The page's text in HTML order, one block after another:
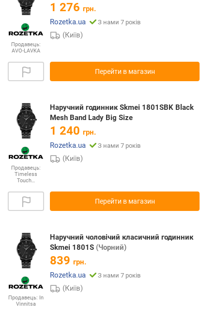
Продавець:
AVO-LAVKA
1 276 грн.
Rozetka.ua
З нами 7 років
(Київ)
Перейти в магазин
Продавець:
Timeless
Touch…
Наручний годинник Skmei 1801SBK Black
Mesh Band Lady Big Size
1 240 грн.
Rozetka.ua
З нами 7 років
(Київ)
Перейти в магазин
Продавець: In
Vinnitsa
Наручний чоловічий класичний годинник
Skmei 1801S (Чорний)
839 грн.
Rozetka.ua
З нами 7 років
(Київ)